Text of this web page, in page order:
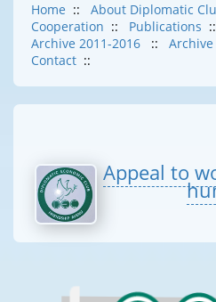
Home :: About Diplomatic
Cooperation :: Publications
Archive 2011-2016
:: Archive
Contact ::
Appeal to